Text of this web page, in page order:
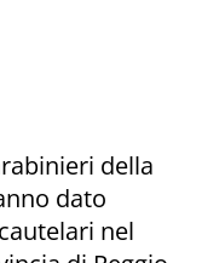
della
dato
nel